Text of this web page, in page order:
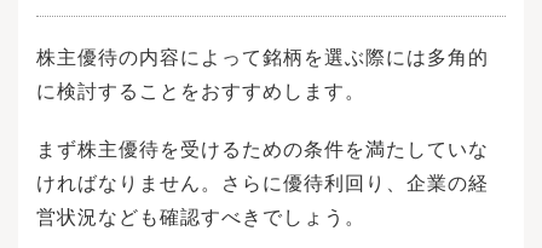
についての勉強も始めていきましょう。株式や
投資信託、債券などの有価証券を呼び分ける名
称のことを「銘柄」といいます。例えば株式会
お、株式の銘柄はシンプルに「社名＋株」で表
現できますが、社債などの債券については注意
が必要です。一般的には、発行回数や債券の種
類によって「社名＋第〇回＋社債の種類名」な
どのように表現します。取引が成立することを
株主優待の内容によって銘柄を選ぶ際には多角的
に検討することをおすすめします。
まず株主優待を受けるための条件を満たしていな
ければなりません。さらに優待利回り、企業の経
営状況なども確認すべきでしょう。